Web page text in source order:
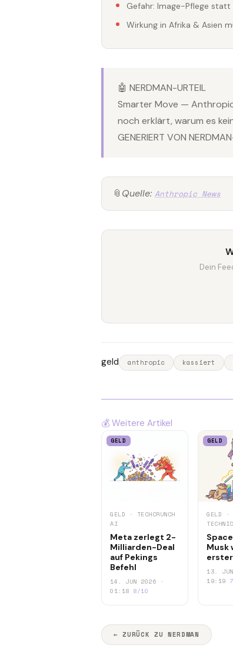
Gefahr: Image-Pflege
Wirkung in Afrika & Asien
🤖 NERDMAN-URTEIL
Smarter Move —
noch erklärt, warum es
GENERIERT VON
📎 Quelle: Anthropic News
Dein
geld anthropic kassiert
💰 Weitere Artikel
GELD
GELD · TECHCRUNCH
AI
Meta zerlegt 2-
Milliarden-Deal
auf Pekings
Befehl
14. JUN 2026 ·
01:18 8/10
GELD
GELD ·
Musk
13.
19:19
← ZURÜCK ZU NERDMAN